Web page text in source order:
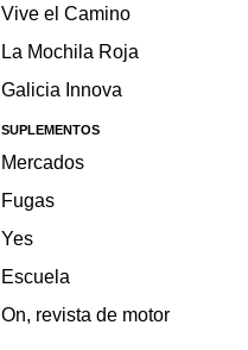
Vive el Camino
La Mochila Roja
Galicia Innova
SUPLEMENTOS
Mercados
Fugas
Yes
Escuela
On, revista de motor